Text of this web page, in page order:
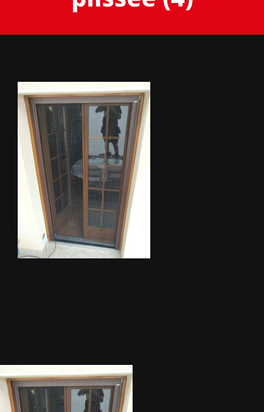
BACHES
METALLERIE
ÉQUIPEMENTS AGRICOLES
CONTACT